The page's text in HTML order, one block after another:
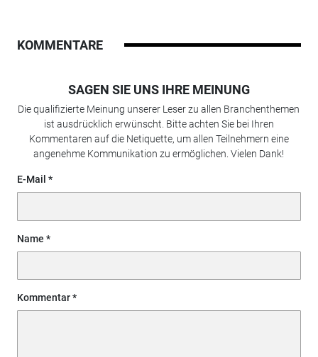
KOMMENTARE
SAGEN SIE UNS IHRE MEINUNG
Die qualifizierte Meinung unserer Leser zu allen Branchenthemen
ist ausdrücklich erwünscht. Bitte achten Sie bei Ihren
Kommentaren auf die Netiquette, um allen Teilnehmern eine
angenehme Kommunikation zu ermöglichen. Vielen Dank!
E-Mail
Name
Kommentar